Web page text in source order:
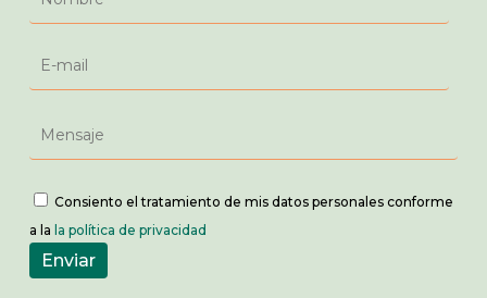
Consiento el tratamiento de mis datos personales conforme
a la la política de privacidad